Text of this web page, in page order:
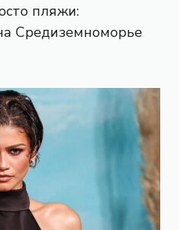
пляжи:
Средиземноморье